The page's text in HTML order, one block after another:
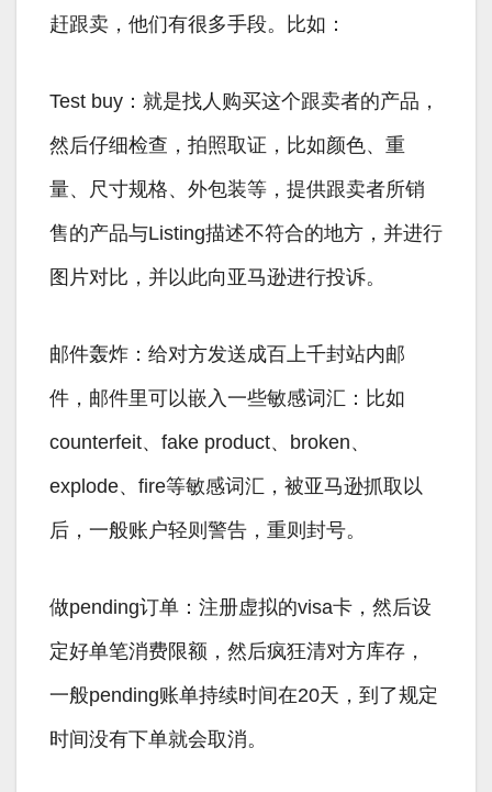
赶跟卖，他们有很多手段。比如：
Test buy：就是找人购买这个跟卖者的产品，
然后仔细检查，拍照取证，比如颜色、重
量、尺寸规格、外包装等，提供跟卖者所销
售的产品与Listing描述不符合的地方，并进行
图片对比，并以此向亚马逊进行投诉。
邮件轰炸：给对方发送成百上千封站内邮
件，邮件里可以嵌入一些敏感词汇：比如
counterfeit、fake product、broken、
explode、fire等敏感词汇，被亚马逊抓取以
后，一般账户轻则警告，重则封号。
做pending订单：注册虚拟的visa卡，然后设
定好单笔消费限额，然后疯狂清对方库存，
一般pending账单持续时间在20天，到了规定
时间没有下单就会取消。